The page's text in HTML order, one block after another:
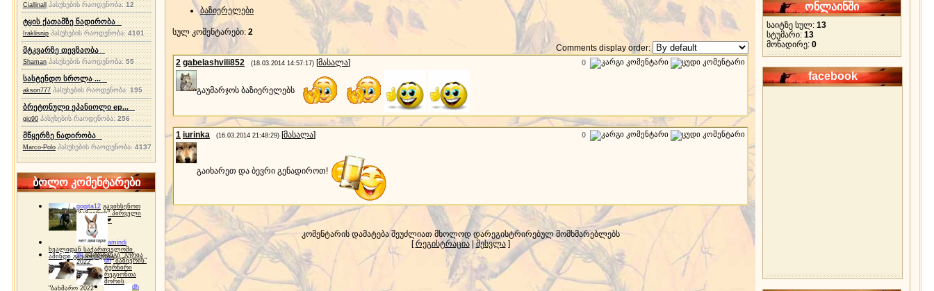
Ciallinall პასუხების რაოდენობა:12
ტყის ქათამზე ნადირობა
Iraklisnip პასუხების რაოდენობა: 4101
მტკვარზე თევზაობა
Shaman პასუხების რაოდენობა:55
სასტენდო სროლა ...
akson777 პასუხების რაოდენობა:195
ბრეტონული ეპანიოლი ep...
gio90 პასუხების რაოდენობა:256
მწყერზე ნადირობა
Marco-Polo პასუხების რაოდენობა:4137
ბოლო კომენტარები
gogita12 გავიხსენოთ
"ბაზიერის" პირველი
ტურნირი ❤
amindi
ხვალიდან საქართველოში
ამინდი გაუარესდება
dh სპორტინგი "გურია
2022"
dh "ბაზიერის"
ტურნირი
რეგიონთა
შორის
"ბახმარო 2022"
dh
ბაზიერელები
სულ კომენტარები: 2
Comments display order:
0
2 gabelashvili852 (18.03.2014 14:57:17) [მასალა]
გაუმარჯოს ბაზიერელებს
0
1 iurinka (16.03.2014 21:48:29) [მასალა]
გაიხარეთ და ბევრი გენადიროთ!
კომენტარის დამატება შეუძლიათ მხოლოდ დარეგისტრირებულ მომხმარებლებს
[რეგისტრაცია|შესვლა]
ონლაინში
საიტზე სულ: 13
სტუმარი: 13
მონადირე: 0
facebook